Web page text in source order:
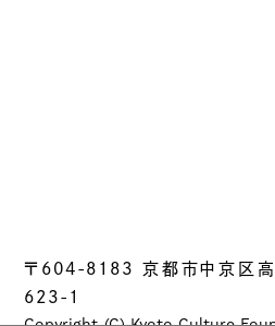
〒604-8183 京都市中京区高
623-1